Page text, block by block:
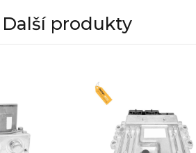
Další produkty